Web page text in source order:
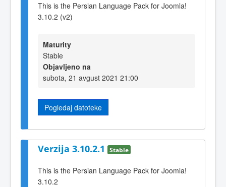
This is the Persian Language Pack for Joomla!
3.10.2 (v2)
Maturity
Stable
Objavljeno na
subota, 21 avgust 2021 21:00
Pogledaj datoteke
Verzija 3.10.2.1 Stable
This is the Persian Language Pack for Joomla!
3.10.2